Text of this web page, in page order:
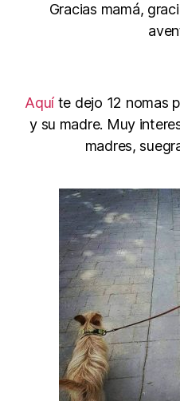
Gracias mamá,
Aquíte dejo 12 nomas
y su madre. Muy
madres,